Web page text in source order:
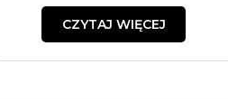
CZYTAJ WIĘCEJ